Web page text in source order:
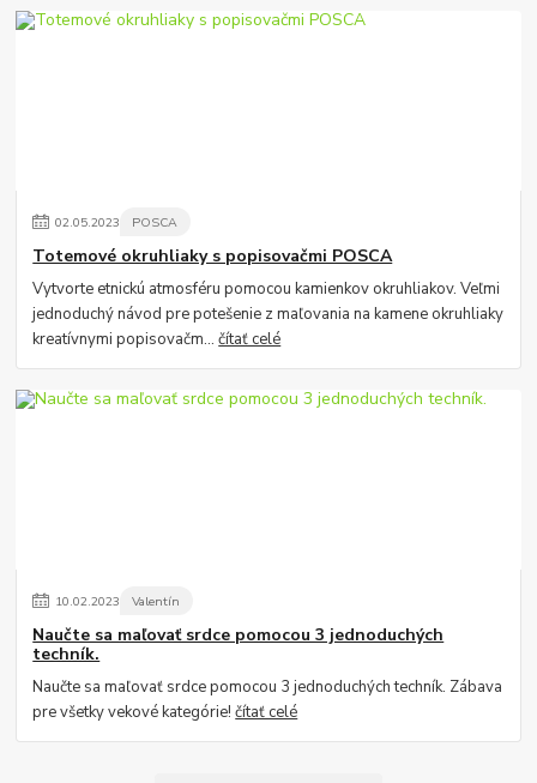
02.05.2023 POSCA
Totemové okruhliaky s popisovačmi POSCA
Vytvorte etnickú atmosféru pomocou kamienkov okruhliakov. Veľmi
jednoduchý návod pre potešenie z maľovania na kamene okruhliaky
kreatívnymi popisovačm...čítať celé
10.02.2023 Valentín
Naučte sa maľovať srdce pomocou 3 jednoduchých
techník.
Naučte sa maľovať srdce pomocou 3 jednoduchých techník. Zábava
pre všetky vekové kategórie!čítať celé